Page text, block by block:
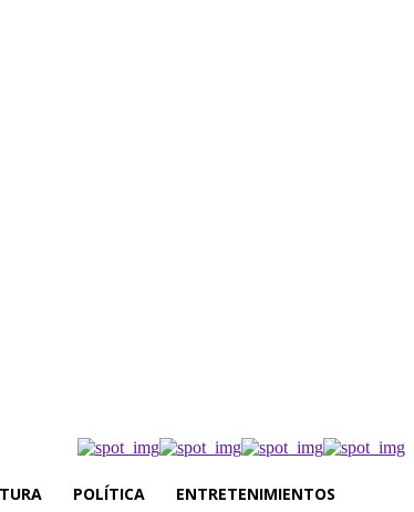
POLÍTICA ENTRETENIMIENTOS